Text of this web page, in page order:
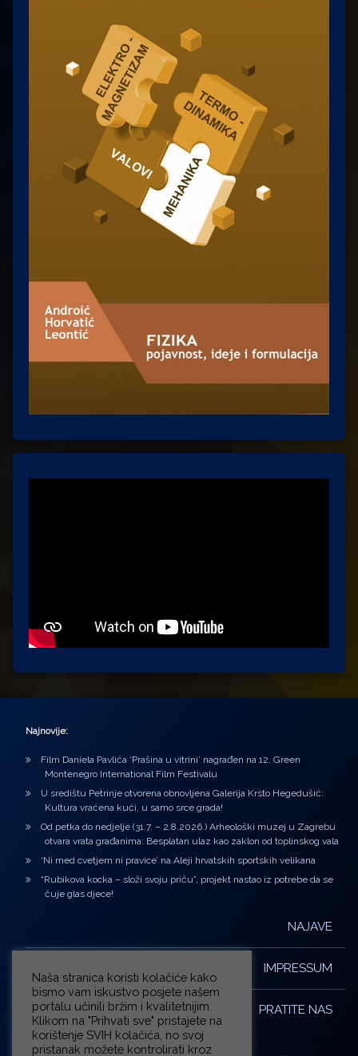
Najnovije:
Film Daniela Pavlića ‘Prašina u vitrini’ nagrađen na 12. Green
Montenegro International Film Festivalu
U središtu Petrinje otvorena obnovljena Galerija Krsto Hegedušić:
Kultura vraćena kući, u samo srce grada!
Od petka do nedjelje (31.7. – 2.8.2026.) Arheološki muzej u Zagrebu
otvara vrata građanima: Besplatan ulaz kao zaklon od toplinskog vala
‘Ni med cvetjem ni pravice’ na Aleji hrvatskih sportskih velikana
“Rubikova kocka – složi svoju priču”, projekt nastao iz potrebe da se
čuje glas djece!
NAJAVE
IMPRESSUM
PRATITE NAS
Naša stranica koristi kolačiće kako
bismo vam iskustvo posjete našem
portalu učinili bržim i kvalitetnijim.
Klikom na "Prihvati sve" pristajete na
korištenje SVIH kolačića, no svoj
pristanak možete kontrolirati kroz